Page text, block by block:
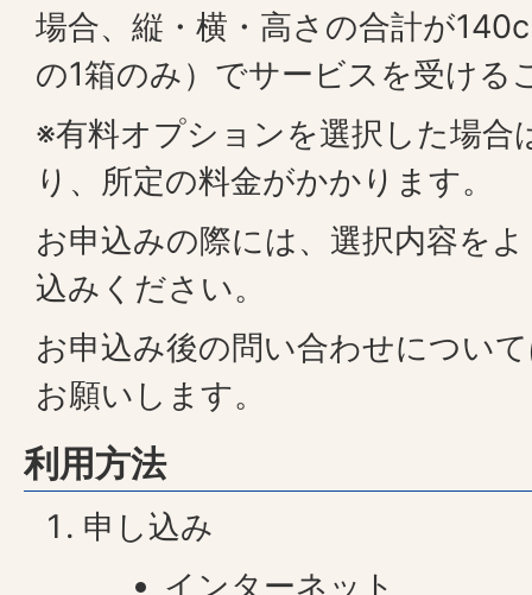
場合、縦・横・高さの合計が
の1箱のみ）でサービスを受ける
※有料オプションを選択した場合
り、所定の料金がかかります。
お申込みの際には、選択内容を
込みください。
お申込み後の問い合わせについ
お願いします。
利用方法
申し込み
インターネット